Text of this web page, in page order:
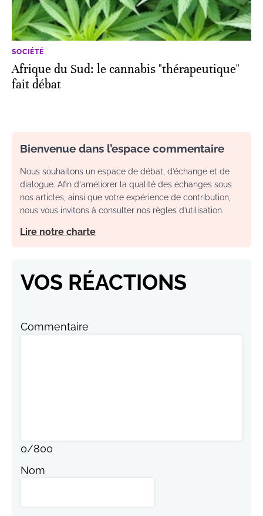
SOCIÉTÉ
Afrique du Sud: le cannabis "thérapeutique"
fait débat
Bienvenue dans l’espace commentaire
Nous souhaitons un espace de débat, d’échange et de
dialogue. Afin d'améliorer la qualité des échanges sous
nos articles, ainsi que votre expérience de contribution,
nous vous invitons à consulter nos règles d’utilisation.
Lire notre charte
VOS RÉACTIONS
Commentaire
0/800
Nom